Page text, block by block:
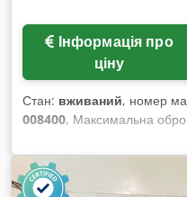
ціну
Стан: вживаний, номер
008400, Максимальна
Робочий стіл: фіксована
Кількість робочих